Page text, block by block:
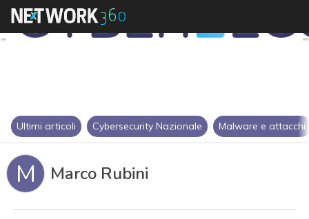
Ultimi articoli Cybersecurity Nazionale Malware e attacchi
M Marco Rubini